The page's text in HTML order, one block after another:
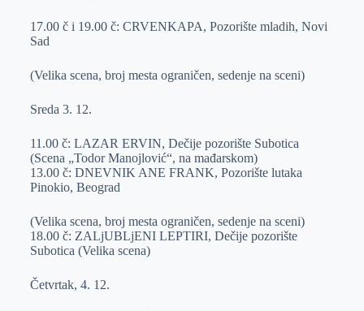
17.00 č i 19.00 č: CRVENKAPA, Pozorište mladih, Novi
Sad
(Velika scena, broj mesta ograničen, sedenje na sceni)
Sreda 3. 12.
11.00 č: LAZAR ERVIN, Dečije pozorište Subotica
(Scena „Todor Manojlović“, na mađarskom)
13.00 č: DNEVNIK ANE FRANK, Pozorište lutaka
Pinokio, Beograd
(Velika scena, broj mesta ograničen, sedenje na sceni)
18.00 č: ZALjUBLjENI LEPTIRI, Dečije pozorište
Subotica (Velika scena)
Četvrtak, 4. 12.